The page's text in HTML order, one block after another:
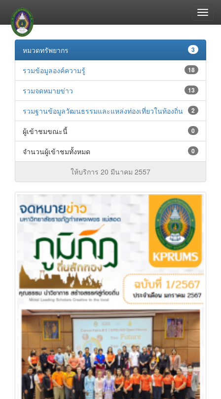
3
หมวดทรัพยากร
18
รวมข้อมูลองค์ความรู้
13
รวมจดหมายข่าว
2
รวมฐานข้อมูลวัฒนธรรมและแหล่งท่องเที่ยวในท้องถิ่น
0
ผู้เข้าชมขณะนี้
0
จำนวนผู้เข้าชมทั้งหมด
ให้บริการ 20 มีนาคม 2557